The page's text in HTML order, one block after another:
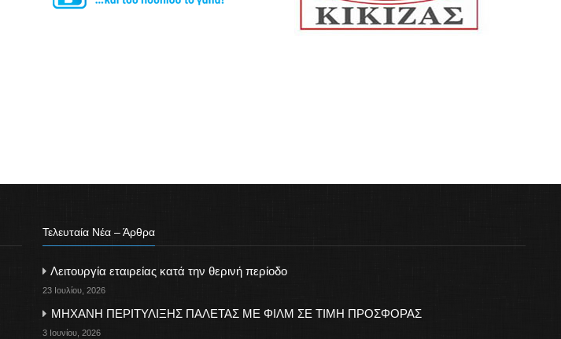
Τελευταία Νέα – Άρθρα
Λειτουργία εταιρείας κατά την θερινή περίοδο
23 Ιουλίου, 2026
ΜΗΧΑΝΗ ΠΕΡΙΤΥΛΙΞΗΣ ΠΑΛΕΤΑΣ ΜΕ ΦΙΛΜ ΣΕ ΤΙΜΗ ΠΡΟΣΦΟΡΑΣ
3 Ιουνίου, 2026